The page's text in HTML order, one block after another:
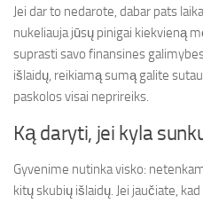
Jei dar to nedarote, dabar pats
nukeliauja jūsų pinigai kiekvieną
suprasti savo finansines
išlaidų, reikiamą sumą galite
paskolos visai neprireiks.
Ką daryti, jei kyla
Gyvenime nutinka visko:
kitų skubių išlaidų. Jei jaučiate,